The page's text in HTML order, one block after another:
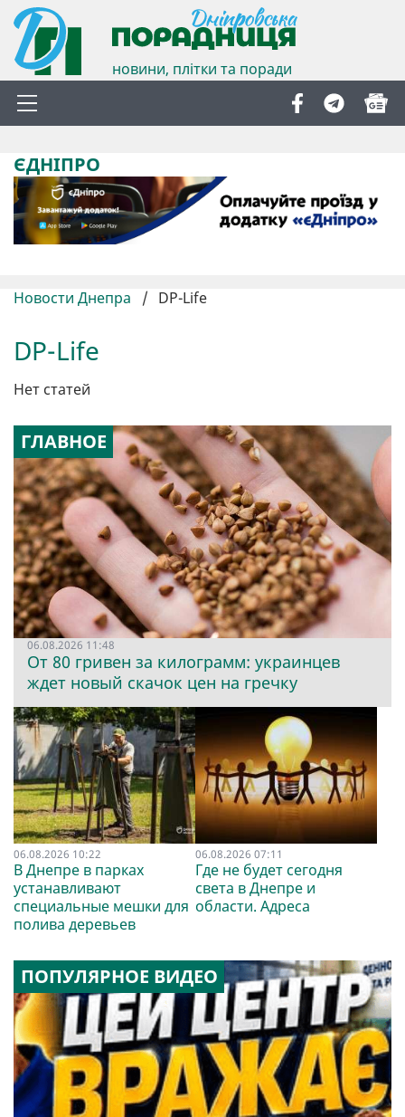
новини, плітки та поради
ЄДНІПРО
Новости Днепра / DP-Life
DP-Life
Нет статей
ГЛАВНОЕ
06.08.2026 11:48
От 80 гривен за килограмм: украинцев
ждет новый скачок цен на гречку
06.08.2026 10:22
В Днепре в парках
устанавливают
специальные мешки для
полива деревьев
06.08.2026 07:11
Где не будет сегодня
света в Днепре и
области. Адреса
ПОПУЛЯРНОЕ ВИДЕО